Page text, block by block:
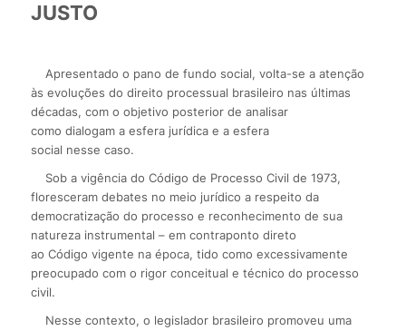
JUSTO
Apresentado o pano de fundo social, volta-se a atenção
às evoluções do direito processual brasileiro nas últimas
décadas, com o objetivo posterior de analisar
como dialogam a esfera jurídica e a esfera
social nesse caso.
Sob a vigência do Código de Processo Civil de 1973,
floresceram debates no meio jurídico a respeito da
democratização do processo e reconhecimento de sua
natureza instrumental – em contraponto direto
ao Código vigente na época, tido como excessivamente
preocupado com o rigor conceitual e técnico do processo
civil.
Nesse contexto, o legislador brasileiro promoveu uma